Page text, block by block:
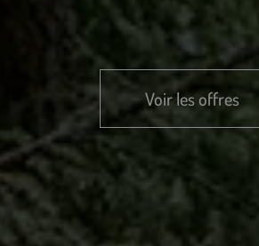
Voir les offres